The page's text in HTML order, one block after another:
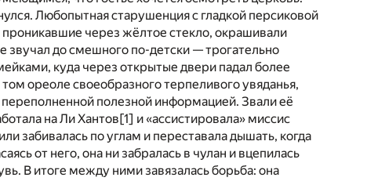
Любопытная старушенция с гладкой персиковой
через жёлтое стекло, окрашивали
звучал до смешного по-детски — трогательно
куда через открытые двери падал более
ореоле своеобразного терпеливого увяданья,
полезной информацией. Звали её
на Ли Хантов[1] и «ассистировала» миссис
забивалась по углам и переставала дышать, когда
от него, она ни забралась в чулан и вцепилась
В итоге между ними завязалась борьба: она